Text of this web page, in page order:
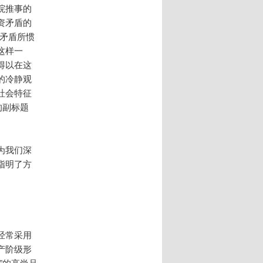
推事的
矛盾的
盾所惯
样一
以在这
冷静观
会特征
标题
我们深
明了方
常采用
阶级形